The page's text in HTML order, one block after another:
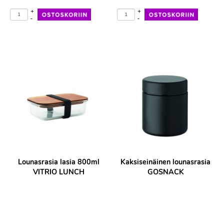
-
+
-
+
Lounasrasia lasia 800ml
VITRIO LUNCH
Kaksiseinäinen lounasrasia
GOSNACK